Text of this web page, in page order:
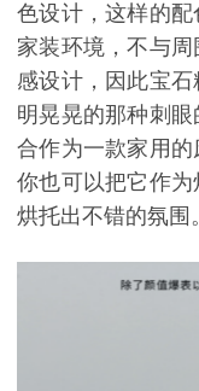
色设计，这样的
家装环境，不与
感设计，因此宝
明晃晃的那种刺
合作为一款家用
你也可以把它作
烘托出不错的氛围。